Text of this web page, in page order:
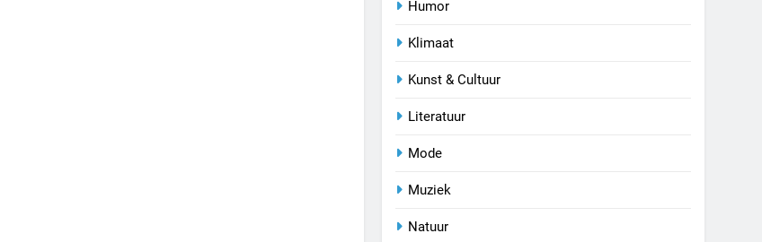
Humor
Klimaat
Kunst & Cultuur
Literatuur
Mode
Muziek
Natuur